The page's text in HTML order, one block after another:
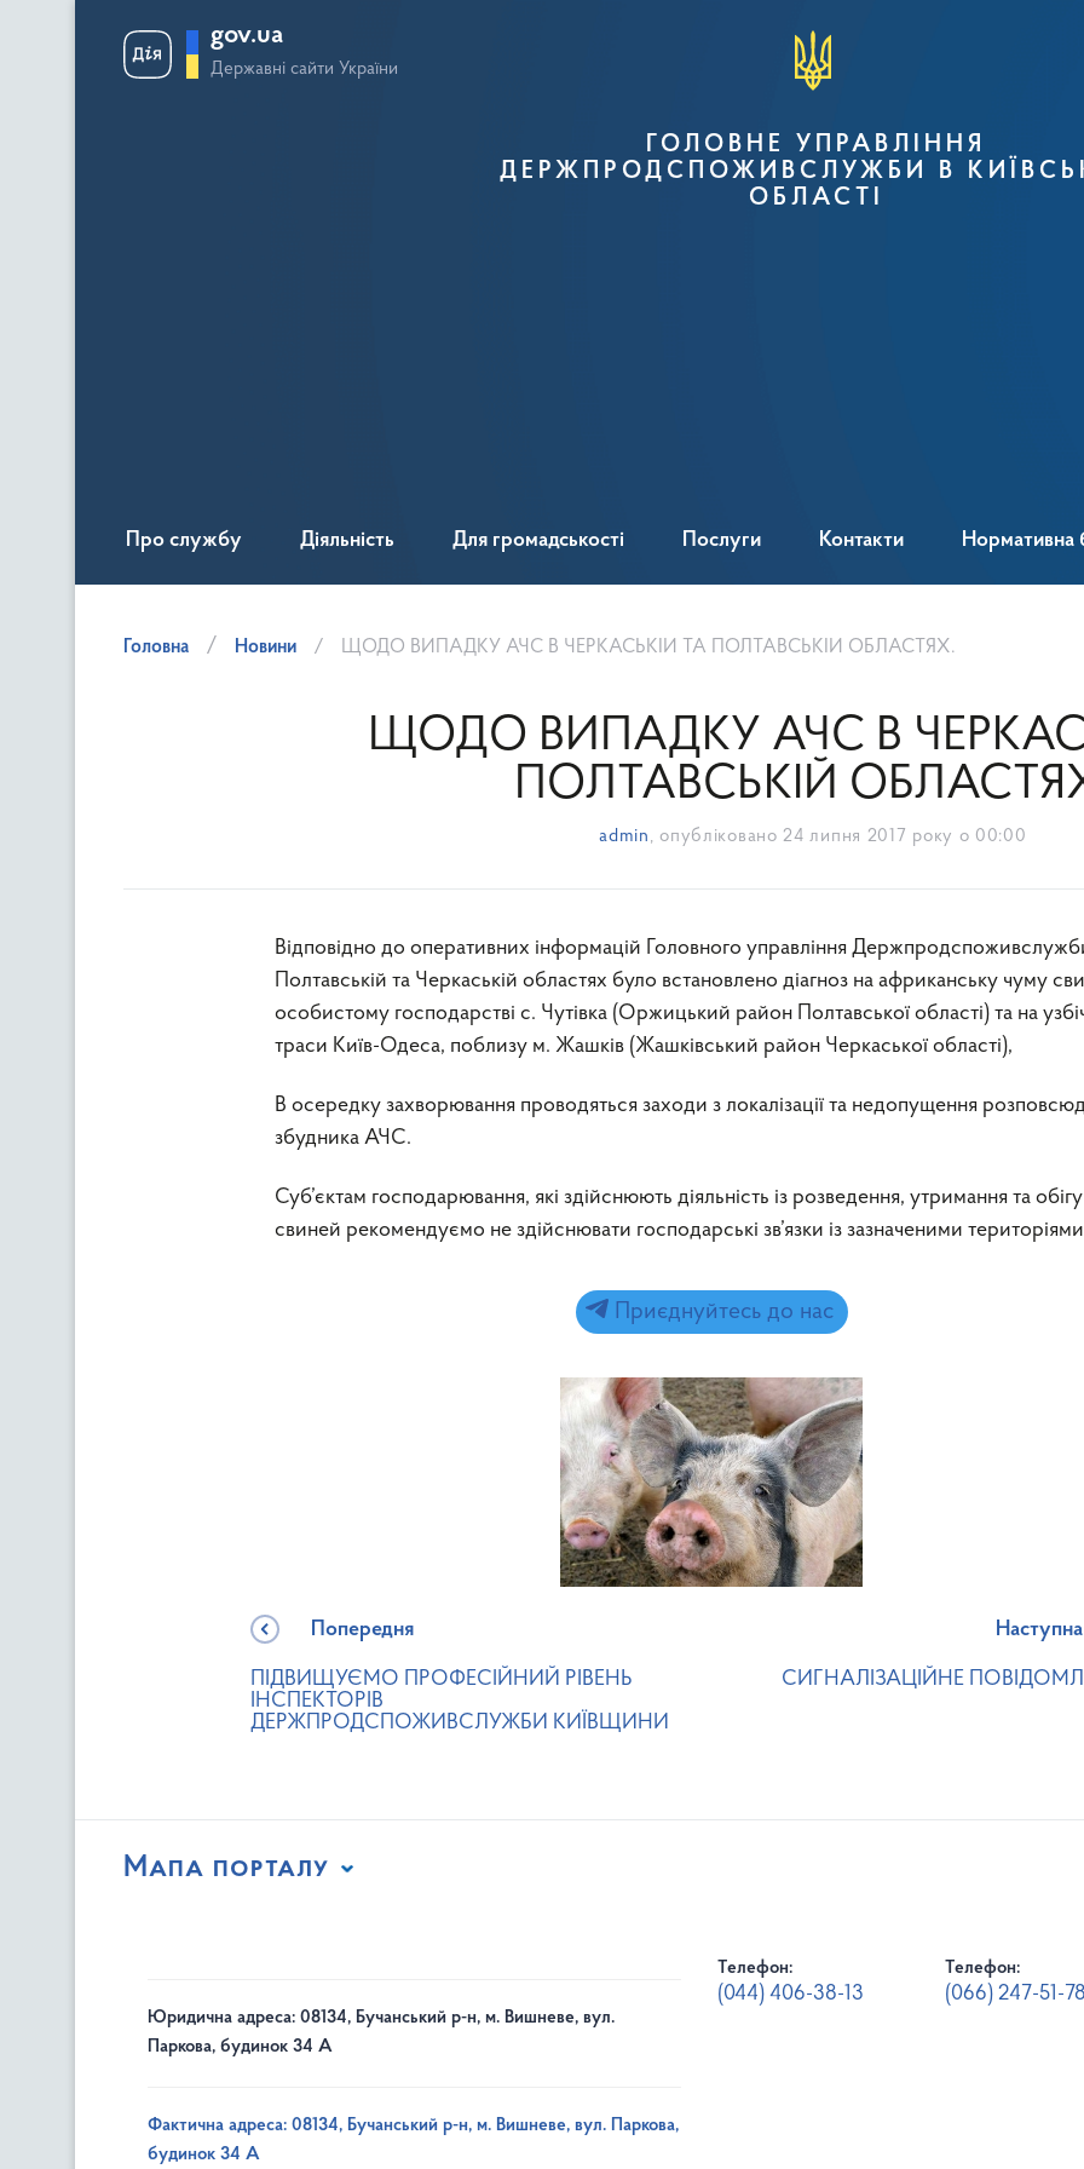
gov.ua
Державні сайти України
ГОЛОВНЕ УПРАВЛІННЯ
ДЕРЖПРОДСПОЖИВСЛУЖБИ В
ОБЛАСТІ
Про службу Діяльність Для громадськості Послуги Контакти Нормативна
Головна Новини ЩОДО ВИПАДКУ АЧС В ЧЕРКАСЬКІЙ ТА ПОЛТАВСЬКІЙ ОБЛАСТЯХ.
ЩОДО ВИПАДКУ АЧС В
ПОЛТАВСЬКІЙ
admin , опубліковано 24 липня 2017 року о 00:00
Відповідно до оперативних інформацій Головного управління
Полтавській та Черкаській областях було встановлено діагноз на африканську чуму
особистому господарстві с. Чутівка (Оржицький район Полтавської області) та на
траси Київ-Одеса, поблизу м. Жашків (Жашківський район Черкаської області),
В осередку захворювання проводяться заходи з локалізації та недопущення
збудника АЧС.
Суб’єктам господарювання, які здійснюють діяльність із розведення, утримання та обігу
свиней рекомендуємо не здійснювати господарські зв’язки із зазначеними
Приєднуйтесь до нас
Попередня
ПІДВИЩУЄМО ПРОФЕСІЙНИЙ РІВЕНЬ
ІНСПЕКТОРІВ
ДЕРЖПРОДСПОЖИВСЛУЖБИ КИЇВЩИНИ
Наступна
СИГНАЛІЗАЦІЙНЕ
Мапа порталу
Юридична адреса: 08134, Бучанський р-н, м. Вишневе, вул.
Паркова, будинок 34 А
Фактична адреса: 08134, Бучанський р-н, м. Вишневе, вул. Паркова,
будинок 34 А
Телефон:
(044) 406-38-13
Телефон:
(066) 247-51-78